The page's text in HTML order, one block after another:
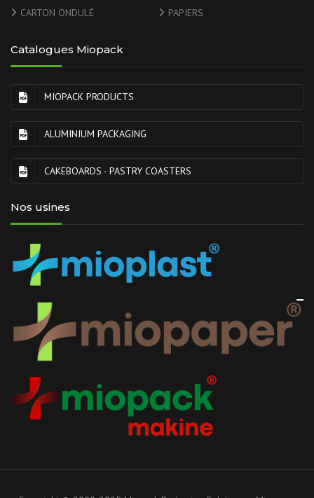
CARTON ONDULÉ PAPIERS
Catalogues Miopack
MIOPACK PRODUCTS
ALUMINIUM PACKAGING
CAKEBOARDS - PASTRY COASTERS
Nos usines